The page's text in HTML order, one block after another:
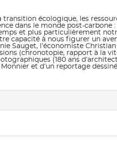
transition écologique, les
dans le monde post-
et plus particulièrement
capacité à nous figurer un
Sauget, l’économiste
(chronotopie, rapport à la
(180 ans
Monnier et d’un reportage